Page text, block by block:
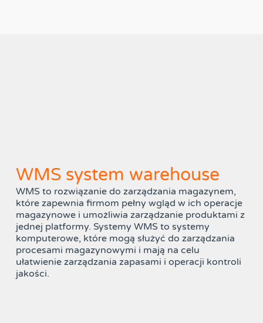
WMS system warehouse
WMS to rozwiązanie do zarządzania magazynem,
które zapewnia firmom pełny wgląd w ich operacje
magazynowe i umożliwia zarządzanie produktami z
jednej platformy. Systemy WMS to systemy
komputerowe, które mogą służyć do zarządzania
procesami magazynowymi i mają na celu
ułatwienie zarządzania zapasami i operacji kontroli
jakości.